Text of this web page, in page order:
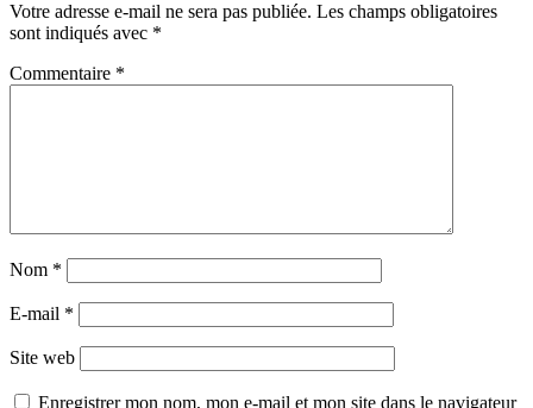
Votre adresse e-mail ne sera pas publiée. Les champs obligatoires
sont indiqués avec *
Commentaire *
Nom *
E-mail *
Site web
Enregistrer mon nom, mon e-mail et mon site dans le navigateur